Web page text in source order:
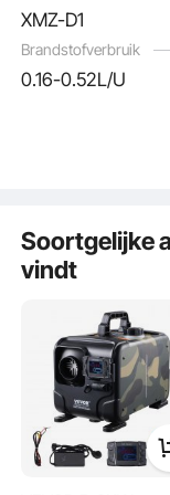
Onze verbeterde
Brandstofverbruik
XMZ-D1
0.16-0.52L/U
Soortgelijke
vindt